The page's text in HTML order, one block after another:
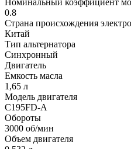
Номинальный коэффициент
0.8
Страна происхождения
Китай
Тип альтернатора
Синхронный
Двигатель
Емкость масла
1,65 л
Модель двигателя
C195FD-A
Обороты
3000 об/мин
Объем двигателя